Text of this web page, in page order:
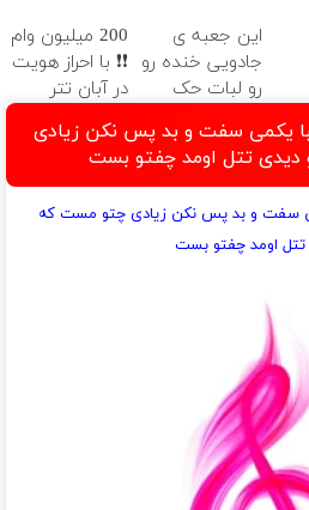
آموزش رایگان
این جعبه ی
جادویی خنده رو
رو لبات حک
خرید40%تخفیف
200 میلیون وام
❗❗ با احراز هویت
در آبان تتر
یکمی سفت و بد پس نکن زیادی
تتل اومد چفتو بست
سفت و بد پس نکن زیادی چتو مست که
اومد چفتو بست